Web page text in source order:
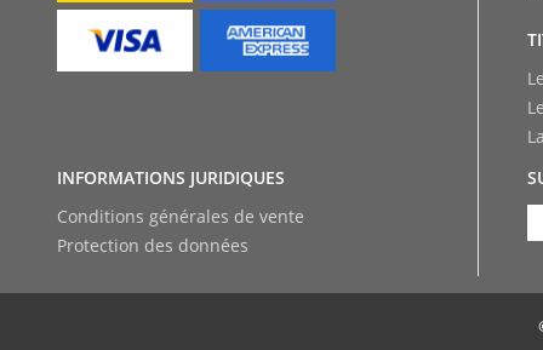
Protection des données
Conditions générales de vente
INFORMATIONS JURIDIQUES